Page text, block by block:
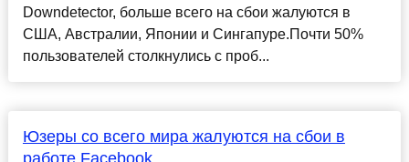
Downdetector, больше всего на сбои жалуются в
США, Австралии, Японии и Сингапуре.Почти 50%
пользователей столкнулись с проб...
Юзеры со всего мира жалуются на сбои в